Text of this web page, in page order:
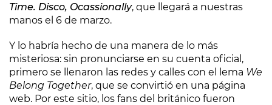
Time. Disco, Ocassionally, que llegará a nuestras
manos el 6 de marzo.
Y lo habría hecho de una manera de lo más
misteriosa: sin pronunciarse en su cuenta oficial,
primero se llenaron las redes y calles con el lema We
Belong Together, que se convirtió en una página
web. Por este sitio, los fans del británico fueron